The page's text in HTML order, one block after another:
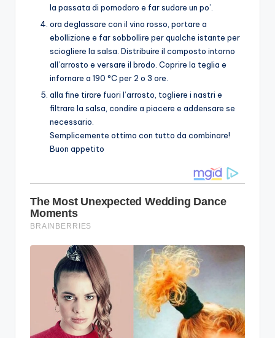
la passata di pomodoro e far sudare un po’.
ora deglassare con il vino rosso, portare a
ebollizione e far sobbollire per qualche istante per
sciogliere la salsa. Distribuire il composto intorno
all’arrosto e versare il brodo. Coprire la teglia e
infornare a 190 °C per 2 o 3 ore.
alla fine tirare fuori l’arrosto, togliere i nastri e
filtrare la salsa, condire a piacere e addensare se
necessario.
Semplicemente ottimo con tutto da combinare!
Buon appetito